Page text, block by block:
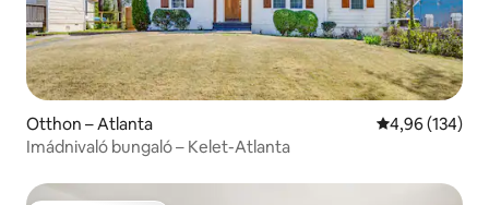
Otthon – Atlanta Átlagos
4,96 (134)
Imádnivaló bungaló – Kelet-Atlanta